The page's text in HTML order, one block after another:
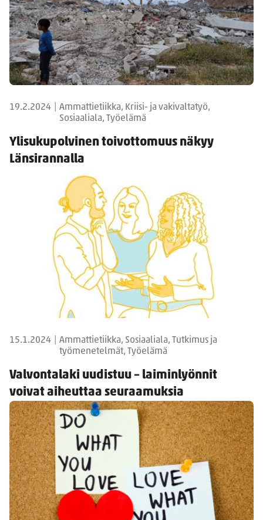
19.2.2024
Ammattietiikka, Kriisi- ja vakivaltatyö,
Sosiaaliala, Työelämä
Ylisukupolvinen toivottomuus näkyy
Länsirannalla
15.1.2024
Ammattietiikka, Sosiaaliala, Tutkimus ja
työmenetelmät, Työelämä
Valvontalaki uudistuu – laiminlyönnit
voivat aiheuttaa seuraamuksia